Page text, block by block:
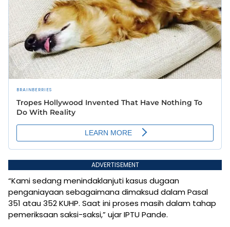
ADVERTISEMENT
“Kami sedang menindaklanjuti kasus dugaan
penganiayaan sebagaimana dimaksud dalam Pasal
351 atau 352 KUHP. Saat ini proses masih dalam tahap
pemeriksaan saksi-saksi,” ujar IPTU Pande.